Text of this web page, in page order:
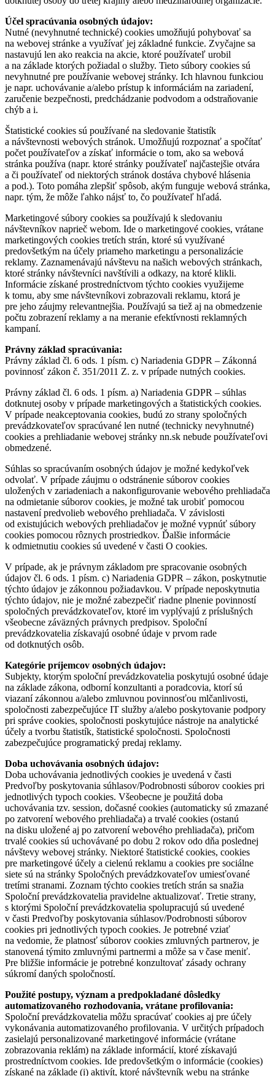
Účel spracúvania osobných údajov:
Nutné (nevyhnutné technické) cookies umožňujú pohybovať sa
na webovej stránke a využívať jej základné funkcie. Zvyčajne sa
nastavujú len ako reakcia na akcie, ktoré používateľ urobil
a na základe ktorých požiadal o služby. Tieto súbory cookies sú
nevyhnutné pre používanie webovej stránky. Ich hlavnou funkciou
je napr. uchovávanie a/alebo prístup k informáciám na zariadení,
zaručenie bezpečnosti, predchádzanie podvodom a odstraňovanie
chýb a i.
Štatistické cookies sú používané na sledovanie štatistík
a návštevnosti webových stránok. Umožňujú rozpoznať a spočítať
počet používateľov a získať informácie o tom, ako sa webová
stránka používa (napr. ktoré stránky používateľ najčastejšie otvára
a či používateľ od niektorých stránok dostáva chybové hlásenia
a pod.). Toto pomáha zlepšiť spôsob, akým funguje webová stránka,
napr. tým, že môže ľahko nájsť to, čo používateľ hľadá.
Marketingové súbory cookies sa používajú k sledovaniu
návštevníkov naprieč webom. Ide o marketingové cookies, vrátane
marketingových cookies tretích strán, ktoré sú využívané
predovšetkým na účely priameho marketingu a personalizácie
reklamy. Zaznamenávajú návštevu na našich webových stránkach,
ktoré stránky návštevníci navštívili a odkazy, na ktoré klikli.
Informácie získané prostredníctvom týchto cookies využijeme
k tomu, aby sme návštevníkovi zobrazovali reklamu, ktorá je
pre jeho záujmy relevantnejšia. Používajú sa tiež aj na obmedzenie
počtu zobrazení reklamy a na meranie efektívnosti reklamných
kampaní.
Právny základ spracúvania:
Právny základ čl. 6 ods. 1 písm. c) Nariadenia GDPR – Zákonná
povinnosť zákon č. 351/2011 Z. z. v prípade nutných cookies.
Právny základ čl. 6 ods. 1 písm. a) Nariadenia GDPR – súhlas
dotknutej osoby v prípade marketingových a štatistických cookies.
V prípade neakceptovania cookies, budú zo strany spoločných
prevádzkovateľov spracúvané len nutné (technicky nevyhnutné)
cookies a prehliadanie webovej stránky nn.sk nebude používateľovi
obmedzené.
Súhlas so spracúvaním osobných údajov je možné kedykoľvek
odvolať. V prípade záujmu o odstránenie súborov cookies
uložených v zariadeniach a nakonfigurovanie webového prehliadača
na odmietanie súborov cookies, je možné tak urobiť pomocou
nastavení predvolieb webového prehliadača. V závislosti
od existujúcich webových prehliadačov je možné vypnúť súbory
cookies pomocou rôznych prostriedkov. Ďalšie informácie
k odmietnutiu cookies sú uvedené v časti O cookies.
V prípade, ak je právnym základom pre spracovanie osobných
údajov čl. 6 ods. 1 písm. c) Nariadenia GDPR – zákon, poskytnutie
týchto údajov je zákonnou požiadavkou. V prípade neposkytnutia
týchto údajov, nie je možné zabezpečiť riadne plnenie povinností
spoločných prevádzkovateľov, ktoré im vyplývajú z príslušných
všeobecne záväzných právnych predpisov. Spoloční
prevádzkovatelia získavajú osobné údaje v prvom rade
od dotknutých osôb.
Kategórie príjemcov osobných údajov:
Subjekty, ktorým spoloční prevádzkovatelia poskytujú osobné údaje
na základe zákona, odborní konzultanti a poradcovia, ktorí sú
viazaní zákonnou a/alebo zmluvnou povinnosťou mlčanlivosti,
spoločnosti zabezpečujúce IT služby a/alebo poskytovanie podpory
pri správe cookies, spoločnosti poskytujúce nástroje na analytické
účely a tvorbu štatistík, štatistické spoločnosti. Spoločnosti
zabezpečujúce programatický predaj reklamy.
Doba uchovávania osobných údajov:
Doba uchovávania jednotlivých cookies je uvedená v časti
Predvoľby poskytovania súhlasov/Podrobnosti súborov cookies pri
jednotlivých typoch cookies. Všeobecne je použitá doba
uchovávania tzv. session, dočasné cookies (automaticky sú zmazané
po zatvorení webového prehliadača) a trvalé cookies (ostanú
na disku uložené aj po zatvorení webového prehliadača), pričom
trvalé cookies sú uchovávané po dobu 2 rokov odo dňa poslednej
návštevy webovej stránky. Niektoré štatistické cookies, cookies
pre marketingové účely a cielenú reklamu a cookies pre sociálne
siete sú na stránky Spoločných prevádzkovateľov umiesťované
tretími stranami. Zoznam týchto cookies tretích strán sa snažia
Spoloční prevádzkovatelia pravidelne aktualizovať. Tretie strany,
s ktorými Spoloční prevádzkovatelia spolupracujú sú uvedené
v časti Predvoľby poskytovania súhlasov/Podrobnosti súborov
cookies pri jednotlivých typoch cookies. Je potrebné vziať
na vedomie, že platnosť súborov cookies zmluvných partnerov, je
stanovená týmito zmluvnými partnermi a môže sa v čase meniť.
Pre bližšie informácie je potrebné konzultovať zásady ochrany
súkromí daných spoločností.
Použité postupy, význam a predpokladané dôsledky
automatizovaného rozhodovania, vrátane profilovania:
Spoloční prevádzkovatelia môžu spracúvať cookies aj pre účely
vykonávania automatizovaného profilovania. V určitých prípadoch
zasielajú personalizované marketingové informácie (vrátane
zobrazovania reklám) na základe informácií, ktoré získavajú
prostredníctvom cookies. Ide predovšetkým o informácie (cookies)
získané na základe (i) aktivít, ktoré návštevník webu na stránke